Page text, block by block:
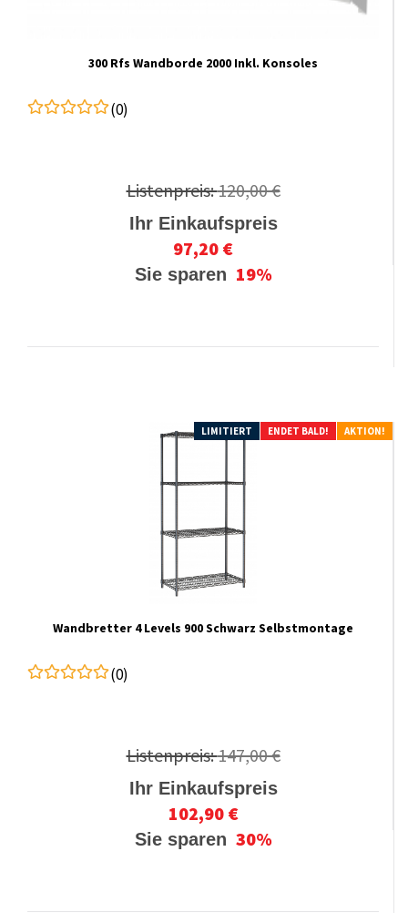
300 Rfs Wandborde 2000 Inkl. Konsoles
(0)
Listenpreis:120,00 €
Ihr Einkaufspreis
97,20 €
Sie sparen 19%
LIMITIERT ENDET BALD! AKTION!
Wandbretter 4 Levels 900 Schwarz Selbstmontage
(0)
Listenpreis:147,00 €
Ihr Einkaufspreis
102,90 €
Sie sparen 30%